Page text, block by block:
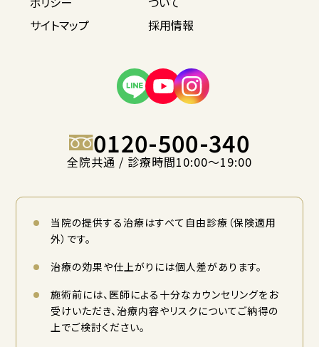
サイトマップ
採用情報
0120-500-340
全院共通 / 診療時間10:00〜19:00
当院の提供する治療はすべて自由診療（保険適用
外）です。
治療の効果や仕上がりには個人差があります。
施術前には、医師による十分なカウンセリングをお
受けいただき、治療内容やリスクについてご納得の
上でご検討ください。